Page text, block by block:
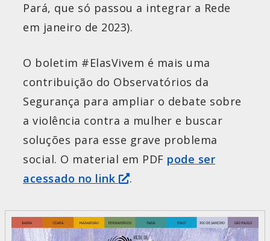
Pará, que só passou a integrar a Rede
em janeiro de 2023).
O boletim #ElasVivem é mais uma
contribuição do Observatórios da
Segurança para ampliar o debate sobre
a violência contra a mulher e buscar
soluções para esse grave problema
social. O material em PDF pode ser
acessado no link
.